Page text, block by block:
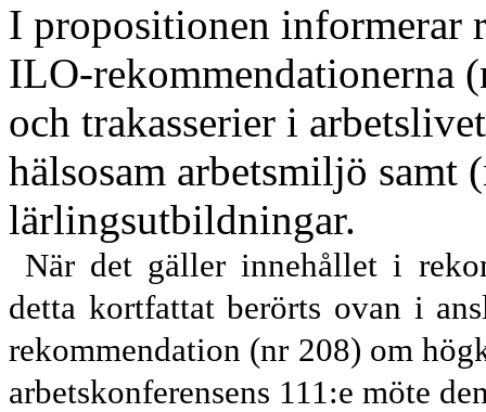
I propositionen informerar
ILO-rekommendationerna
och trakasserier i
hälsosam arbetsmiljö samt
lärlingsutbildningar.
När det gäller innehållet i
detta kortfattat berörts ovan i
rekommendation (nr 208) om
arbetskonferensens 111:e möte